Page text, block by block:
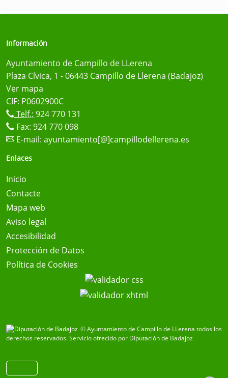
Información
Ayuntamiento de Campillo de LLerena
Plaza Cívica, 1 - 06443 Campillo de Llerena (Badajoz)
Ver mapa
CIF: P0602900C
Telf.: 924 770 131
Fax: 924 770 098
E-mail: ayuntamiento[@]campillodellerena.es
Enlaces
Inicio
Contacte
Mapa web
Aviso legal
Accesibilidad
Protección de Datos
Política de Cookies
© Ayuntamiento de Campillo de LLerena todos los
derechos reservados.Servicio ofrecido por Diputación de Badajoz